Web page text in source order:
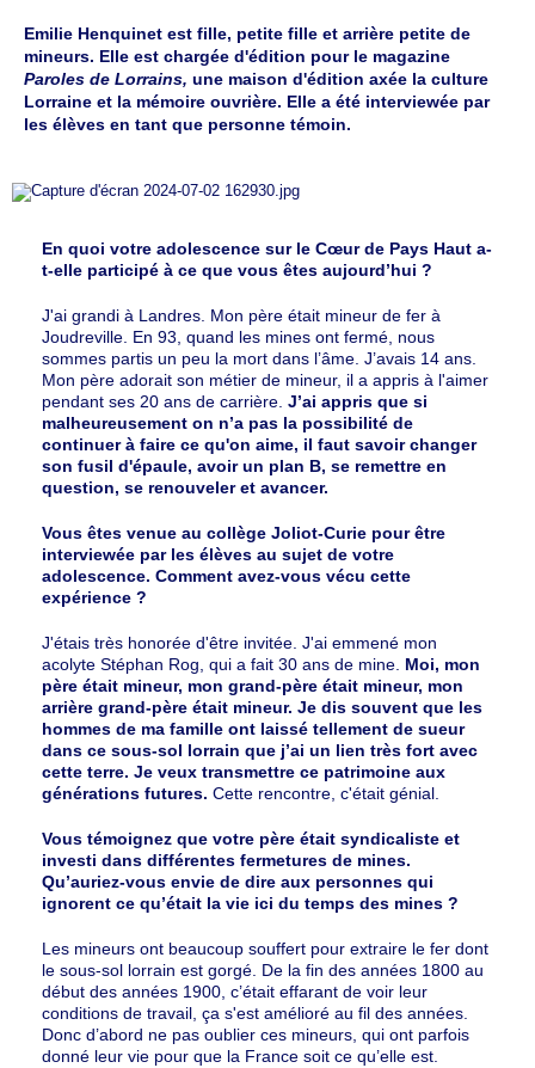
Emilie Henquinet est fille, petite fille et arrière petite de
mineurs. Elle est chargée d'édition pour le magazine
Paroles de Lorrains, une maison d'édition axée la culture
Lorraine et la mémoire ouvrière. Elle a été interviewée par
les élèves en tant que personne témoin.
En quoi votre adolescence sur le Cœur de Pays Haut a-
t-elle participé à ce que vous êtes aujourd’hui ?
J'ai grandi à Landres. Mon père était mineur de fer à
Joudreville. En 93, quand les mines ont fermé, nous
sommes partis un peu la mort dans l’âme. J’avais 14 ans.
Mon père adorait son métier de mineur, il a appris à l'aimer
pendant ses 20 ans de carrière. J’ai appris que si
malheureusement on n’a pas la possibilité de
continuer à faire ce qu'on aime, il faut savoir changer
son fusil d'épaule, avoir un plan B, se remettre en
question, se renouveler et avancer.
Vous êtes venue au collège Joliot-Curie pour être
interviewée par les élèves au sujet de votre
adolescence. Comment avez-vous vécu cette
expérience ?
J'étais très honorée d'être invitée. J'ai emmené mon
acolyte Stéphan Rog, qui a fait 30 ans de mine. Moi, mon
père était mineur, mon grand-père était mineur, mon
arrière grand-père était mineur. Je dis souvent que les
hommes de ma famille ont laissé tellement de sueur
dans ce sous-sol lorrain que j’ai un lien très fort avec
cette terre. Je veux transmettre ce patrimoine aux
générations futures. Cette rencontre, c'était génial.
Vous témoignez que votre père était syndicaliste et
investi dans différentes fermetures de mines.
Qu’auriez-vous envie de dire aux personnes qui
ignorent ce qu’était la vie ici du temps des mines ?
Les mineurs ont beaucoup souffert pour extraire le fer dont
le sous-sol lorrain est gorgé. De la fin des années 1800 au
début des années 1900, c’était effarant de voir leur
conditions de travail, ça s'est amélioré au fil des années.
Donc d’abord ne pas oublier ces mineurs, qui ont parfois
donné leur vie pour que la France soit ce qu’elle est.